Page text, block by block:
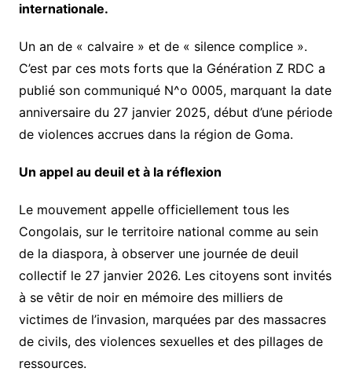
internationale.
​Un an de « calvaire » et de « silence complice ».
C’est par ces mots forts que la Génération Z RDC a
publié son communiqué N^o 0005, marquant la date
anniversaire du 27 janvier 2025, début d’une période
de violences accrues dans la région de Goma.
​Un appel au deuil et à la réflexion
​Le mouvement appelle officiellement tous les
Congolais, sur le territoire national comme au sein
de la diaspora, à observer une journée de deuil
collectif le 27 janvier 2026. Les citoyens sont invités
à se vêtir de noir en mémoire des milliers de
victimes de l’invasion, marquées par des massacres
de civils, des violences sexuelles et des pillages de
ressources.